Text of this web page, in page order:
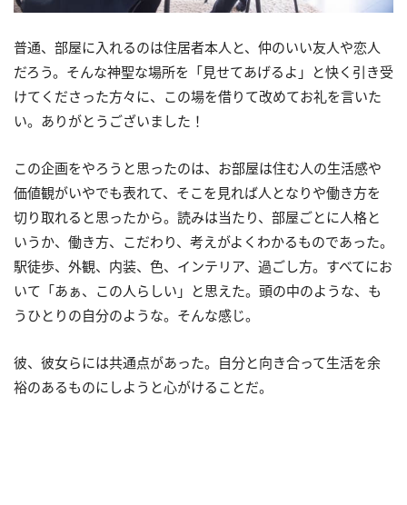
普通、部屋に入れるのは住居者本人と、仲のいい友人や恋人
だろう。そんな神聖な場所を「見せてあげるよ」と快く引き受
けてくださった方々に、この場を借りて改めてお礼を言いた
い。ありがとうございました！
この企画をやろうと思ったのは、お部屋は住む人の生活感や
価値観がいやでも表れて、そこを見れば人となりや働き方を
切り取れると思ったから。読みは当たり、部屋ごとに人格と
いうか、働き方、こだわり、考えがよくわかるものであった。
駅徒歩、外観、内装、色、インテリア、過ごし方。すべてにお
いて「あぁ、この人らしい」と思えた。頭の中のような、も
うひとりの自分のような。そんな感じ。
彼、彼女らには共通点があった。自分と向き合って生活を余
裕のあるものにしようと心がけることだ。